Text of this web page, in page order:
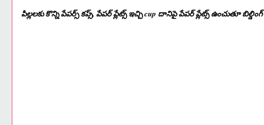
పిల్లలకు కొన్ని పేపర్స్ కప్స్, పేపర్ ప్లేట్స్ ఇచ్చి cup దానిపై పేపర్ ప్లేట్స్ ఉంచుతూ